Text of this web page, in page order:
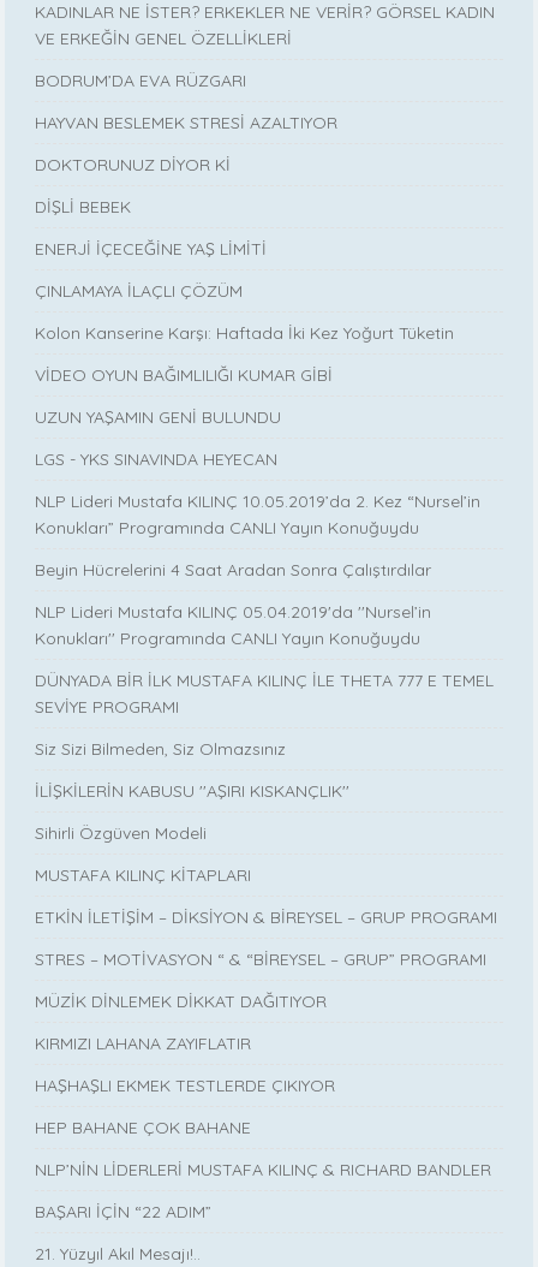
KADINLAR NE İSTER? ERKEKLER NE VERİR? GÖRSEL KADIN
VE ERKEĞİN GENEL ÖZELLİKLERİ
BODRUM’DA EVA RÜZGARI
HAYVAN BESLEMEK STRESİ AZALTIYOR
DOKTORUNUZ DİYOR Kİ
DİŞLİ BEBEK
ENERJİ İÇECEĞİNE YAŞ LİMİTİ
ÇINLAMAYA İLAÇLI ÇÖZÜM
Kolon Kanserine Karşı: Haftada İki Kez Yoğurt Tüketin
VİDEO OYUN BAĞIMLILIĞI KUMAR GİBİ
UZUN YAŞAMIN GENİ BULUNDU
LGS - YKS SINAVINDA HEYECAN
NLP Lideri Mustafa KILINÇ 10.05.2019’da 2. Kez “Nursel’in
Konukları” Programında CANLI Yayın Konuğuydu
Beyin Hücrelerini 4 Saat Aradan Sonra Çalıştırdılar
NLP Lideri Mustafa KILINÇ 05.04.2019'da ''Nursel’in
Konukları'' Programında CANLI Yayın Konuğuydu
DÜNYADA BİR İLK MUSTAFA KILINÇ İLE THETA 777 E TEMEL
SEVİYE PROGRAMI
Siz Sizi Bilmeden, Siz Olmazsınız
İLİŞKİLERİN KABUSU ''AŞIRI KISKANÇLIK''
Sihirli Özgüven Modeli
MUSTAFA KILINÇ KİTAPLARI
ETKİN İLETİŞİM – DİKSİYON & BİREYSEL – GRUP PROGRAMI
STRES – MOTİVASYON “ & “BİREYSEL – GRUP” PROGRAMI
MÜZİK DİNLEMEK DİKKAT DAĞITIYOR
KIRMIZI LAHANA ZAYIFLATIR
HAŞHAŞLI EKMEK TESTLERDE ÇIKIYOR
HEP BAHANE ÇOK BAHANE
NLP’NİN LİDERLERİ MUSTAFA KILINÇ & RICHARD BANDLER
BAŞARI İÇİN “22 ADIM”
21. Yüzyıl Akıl Mesajı!..